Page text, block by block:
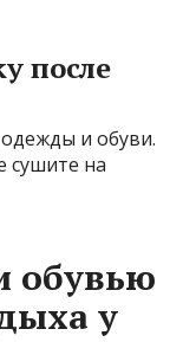
после
и обуви.
сушите на
обувью
у